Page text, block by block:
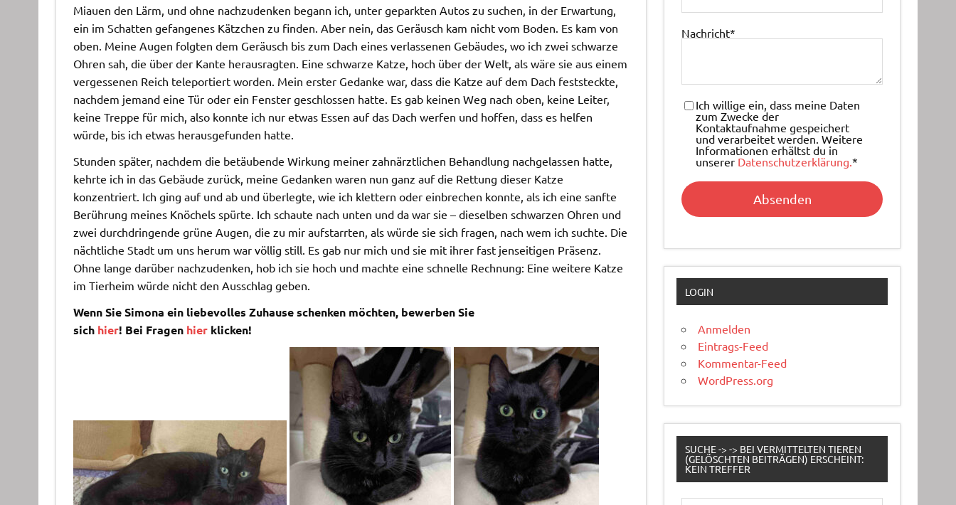
Miauen den Lärm, und ohne nachzudenken begann ich, unter geparkten Autos zu suchen, in der Erwartung,
ein im Schatten gefangenes Kätzchen zu finden. Aber nein, das Geräusch kam nicht vom Boden. Es kam von
oben. Meine Augen folgten dem Geräusch bis zum Dach eines verlassenen Gebäudes, wo ich zwei schwarze
Ohren sah, die über der Kante herausragten. Eine schwarze Katze, hoch über der Welt, als wäre sie aus einem
vergessenen Reich teleportiert worden. Mein erster Gedanke war, dass die Katze auf dem Dach feststeckte,
nachdem jemand eine Tür oder ein Fenster geschlossen hatte. Es gab keinen Weg nach oben, keine Leiter,
keine Treppe für mich, also konnte ich nur etwas Essen auf das Dach werfen und hoffen, dass es helfen
würde, bis ich etwas herausgefunden hatte.
Stunden später, nachdem die betäubende Wirkung meiner zahnärztlichen Behandlung nachgelassen hatte,
kehrte ich in das Gebäude zurück, meine Gedanken waren nun ganz auf die Rettung dieser Katze
konzentriert. Ich ging auf und ab und überlegte, wie ich klettern oder einbrechen konnte, als ich eine sanfte
Berührung meines Knöchels spürte. Ich schaute nach unten und da war sie – dieselben schwarzen Ohren und
zwei durchdringende grüne Augen, die zu mir aufstarrten, als würde sie sich fragen, nach wem ich suchte. Die
nächtliche Stadt um uns herum war völlig still. Es gab nur mich und sie mit ihrer fast jenseitigen Präsenz.
Ohne lange darüber nachzudenken, hob ich sie hoch und machte eine schnelle Rechnung: Eine weitere Katze
im Tierheim würde nicht den Ausschlag geben.
Wenn Sie Simona ein liebevolles Zuhause schenken möchten, bewerben Sie
sich hier! Bei Fragen hierklicken!
Nachricht*
Ich willige ein, dass meine Daten
zum Zwecke der
Kontaktaufnahme gespeichert
und verarbeitet werden. Weitere
Informationen erhältst du in
unserer Datenschutzerklärung.*
LOGIN
Anmelden
Eintrags-Feed
Kommentar-Feed
WordPress.org
SUCHE -> -> BEI VERMITTELTEN TIEREN
(GELÖSCHTEN BEITRÄGEN) ERSCHEINT:
KEIN TREFFER